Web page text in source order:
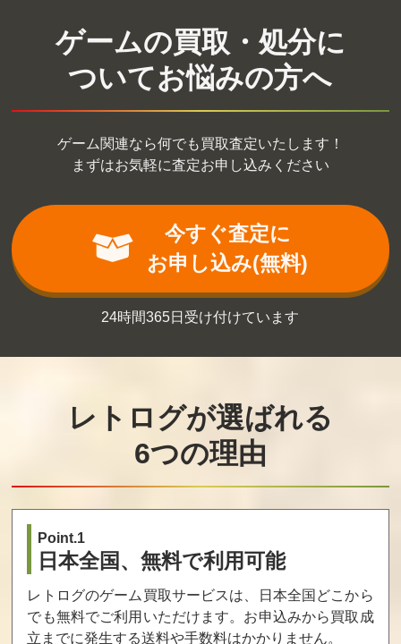
スターウォー
買取価格
150
SHADOW WAR
RIORS
買取価格
128
セクレ・細川ふ
みえのおもちゃ
箱
買取価格
116
ーク
買取価格 買取価格
ア ファンパッ
ク
買取価格
ゲームの買取・処分に
ついてお悩みの方へ
ゲーム関連なら何でも買取査定いたします！
まずはお気軽に査定お申し込みください
今すぐ査定に
お申し込み(無料)
24時間365日受け付けています
レトログが選ばれる
6つの理由
Point.1
日本全国、無料で利用可能
レトログのゲーム買取サービスは、日本全国どこから
でも無料でご利用いただけます。お申込みから買取成
立までに発生する送料や手数料はかかりません。